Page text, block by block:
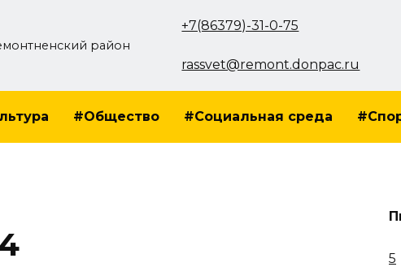
район
+7(86379)-31-0-75
rassvet@remont.donpac.ru
#Общество #Социальная среда
5